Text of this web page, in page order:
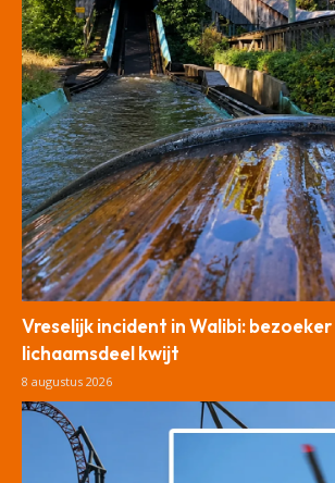
Vreselijk incident in Walibi:
lichaamsdeel kwijt
8 augustus 2026